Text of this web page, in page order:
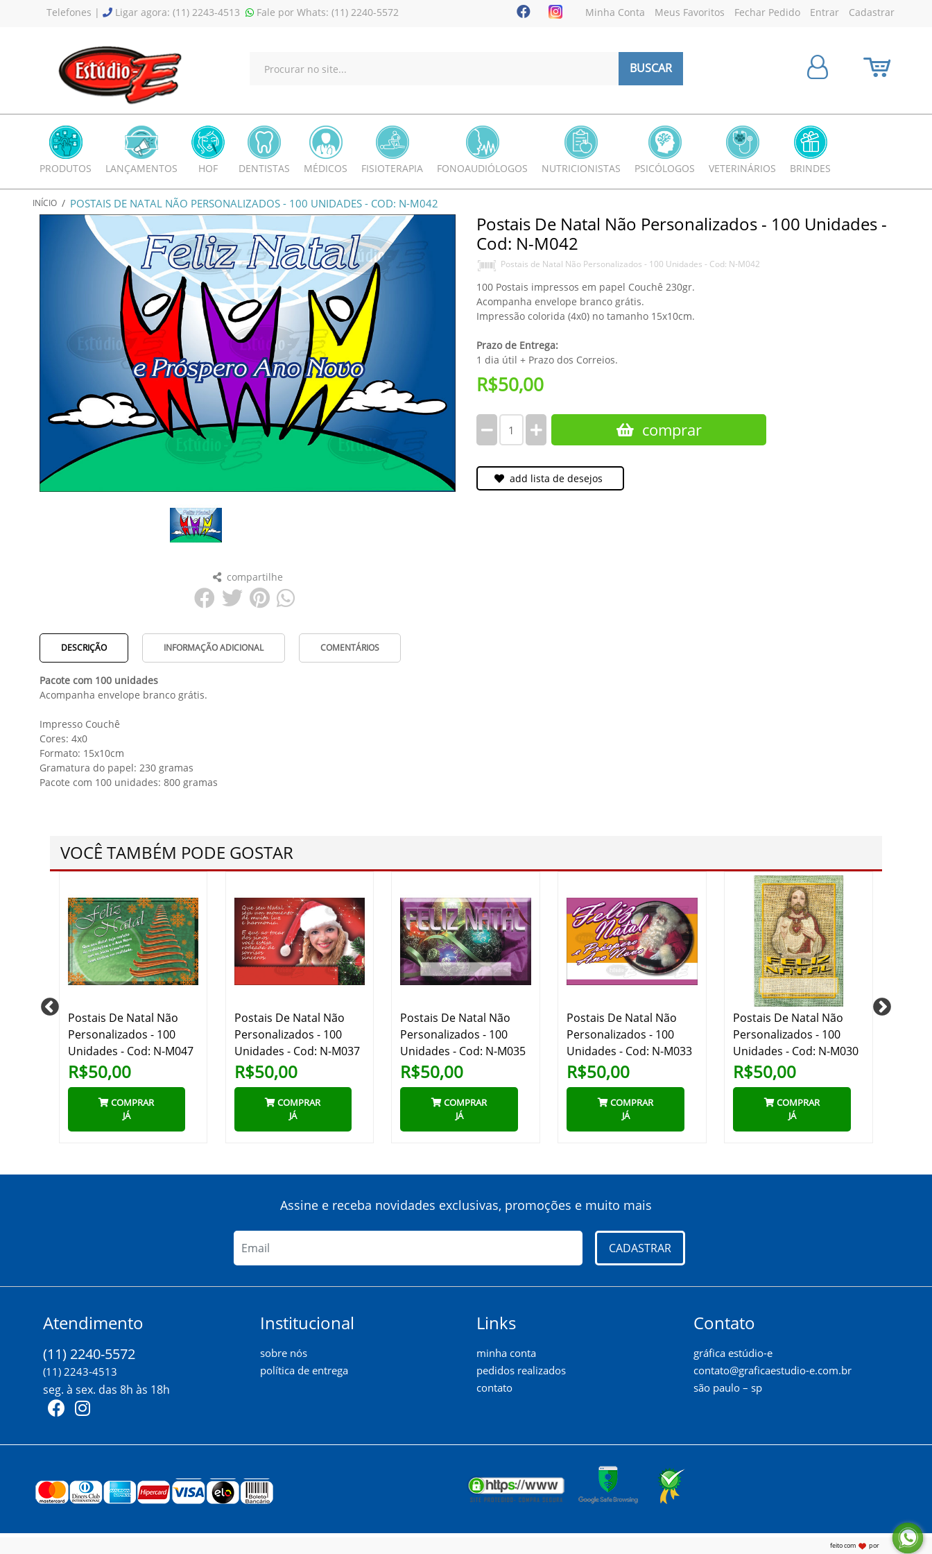
Telefones | Ligar agora: (11) 2243-4513 Fale por Whats: (11) 2240-5572 Cadastrar
Entrar
Fechar Pedido
Meus Favoritos
Minha Conta
BUSCAR
PRODUTOS LANÇAMENTOS HOF DENTISTAS MÉDICOS FISIOTERAPIA FONOAUDIÓLOGOS NUTRICIONISTAS PSICÓLOGOS VETERINÁRIOS BRINDES
INÍCIO / POSTAIS DE NATAL NÃO PERSONALIZADOS - 100 UNIDADES - COD: N-M042
compartilhe
Postais De Natal Não Personalizados - 100 Unidades -
Cod: N-M042
Postais de Natal Não Personalizados - 100 Unidades - Cod: N-M042
100 Postais impressos em papel Couchê 230gr.
Acompanha envelope branco grátis.
Impressão colorida (4x0) no tamanho 15x10cm.
Prazo de Entrega:
1 dia útil + Prazo dos Correios.
R$50,00
comprar
add lista de desejos
DESCRIÇÃO INFORMAÇÃO ADICIONAL COMENTÁRIOS
Pacote com 100 unidades
Acompanha envelope branco grátis.
Impresso Couchê
Cores: 4x0
Formato: 15x10cm
Gramatura do papel: 230 gramas
Pacote com 100 unidades: 800 gramas
VOCÊ TAMBÉM PODE GOSTAR
Postais De Natal Não
Personalizados - 100
Unidades - Cod: N-M047
R$50,00
COMPRAR
JÁ
Postais De Natal Não
Personalizados - 100
Unidades - Cod: N-M037
R$50,00
COMPRAR
JÁ
Postais De Natal Não
Personalizados - 100
Unidades - Cod: N-M035
R$50,00
COMPRAR
JÁ
Postais De Natal Não
Personalizados - 100
Unidades - Cod: N-M033
R$50,00
COMPRAR
JÁ
Postais De Natal Não
Personalizados - 100
Unidades - Cod: N-M030
R$50,00
COMPRAR
JÁ
Assine e receba novidades exclusivas, promoções e muito mais
CADASTRAR
Atendimento
(11) 2240-5572
(11) 2243-4513
seg. à sex. das 8h às 18h
Institucional
sobre nós
política de entrega
Links
minha conta
pedidos realizados
contato
Contato
gráfica estúdio-e
contato@graficaestudio-e.com.br
são paulo – sp
feito com por